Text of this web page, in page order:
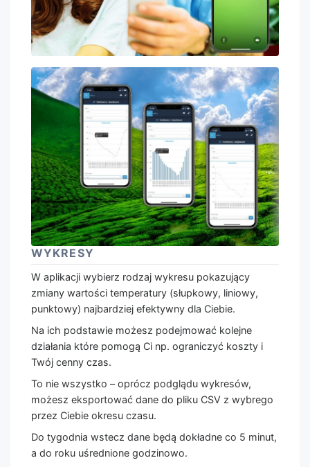
WYKRESY
W aplikacji wybierz rodzaj wykresu pokazujący
zmiany wartości temperatury (słupkowy, liniowy,
punktowy) najbardziej efektywny dla Ciebie.
Na ich podstawie możesz podejmować kolejne
działania które pomogą Ci np. ograniczyć koszty i
Twój cenny czas.
To nie wszystko – oprócz podglądu wykresów,
możesz eksportować dane do pliku CSV z wybrego
przez Ciebie okresu czasu.
Do tygodnia wstecz dane będą dokładne co 5 minut,
a do roku uśrednione godzinowo.